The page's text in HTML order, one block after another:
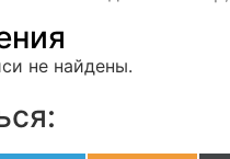
не найдены.